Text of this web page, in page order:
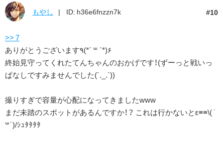
10
もやし ID: h36e6fnzzn7k
>> 7
ありがとうございます٩(*´ ꒳ `*)۶
終始見守ってくれたてんちゃんのおかげです！(ずーっと戦いっ
ぱなしですみませんでした(´._.`))
撮りすぎで容量が心配になってきましたwww
まだ未踏のスポットがあるんですか！？ これは行かないとε≡≡\( ˙
꒳˙)/ｼｭﾀﾀﾀﾀ